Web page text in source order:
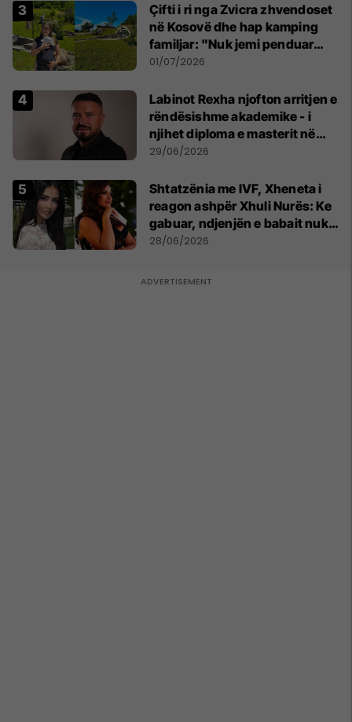
Çifti i ri nga Zvicra zhvendoset
në Kosovë dhe hap kamping
familjar: "Nuk jemi penduar
asnjë ditë"
01/07/2026
Labinot Rexha njofton arritjen e
rëndësishme akademike - i
njihet diploma e masterit në
Psikologji në Zvicër
29/06/2026
Shtatzënia me IVF, Xheneta i
reagon ashpër Xhuli Nurës: Ke
gabuar, ndjenjën e babait nuk
mund t'ia plotësosh kurrë
28/06/2026